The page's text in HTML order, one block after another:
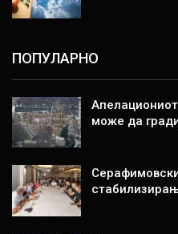
ПОПУЛАРНО
може да